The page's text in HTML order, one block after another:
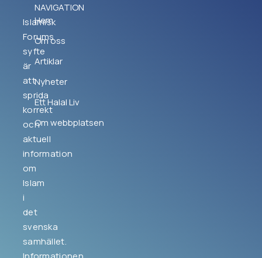
Islamisk
Forums
syfte
är
att
sprida
korrekt
och
aktuell
information
om
Islam
i
det
svenska
samhället.
NAVIGATION
Hem
Om oss
Artiklar
Nyheter
Ett Halal Liv
Om webbplatsen